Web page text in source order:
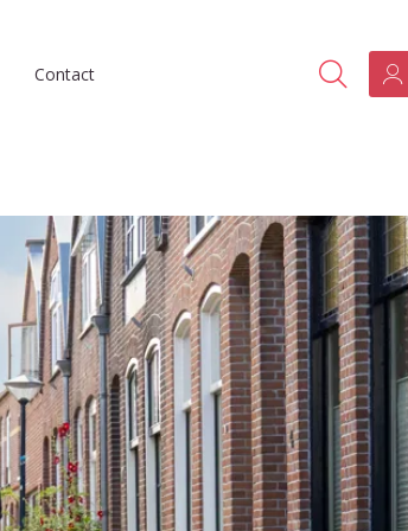
Contact